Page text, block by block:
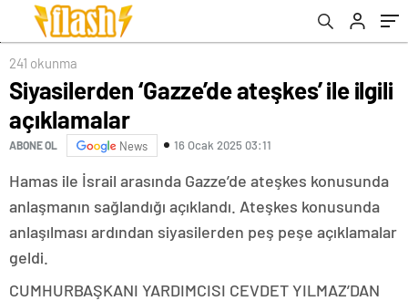
241 okunma
Siyasilerden ‘Gazze’de ateşkes’ ile ilgili
açıklamalar
ABONE OL News 16 Ocak 2025 03:11
Hamas ile İsrail arasında Gazze’de ateşkes konusunda
anlaşmanın sağlandığı açıklandı. Ateşkes konusunda
anlaşılması ardından siyasilerden peş peşe açıklamalar
geldi.
CUMHURBAŞKANI YARDIMCISI CEVDET YILMAZ’DAN